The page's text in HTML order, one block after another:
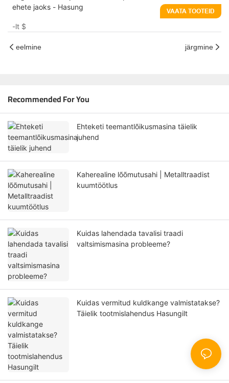
ehete jaoks - Hasung
-lt $
VAATA TOOTEID
eelmine järgmine
Recommended For You
Ehteketi teemantlõikusmasina täielik
juhend
Kaherealine lõõmutusahi | Metalltraadist
kuumtöötlus
Kuidas lahendada tavalisi traadi
valtsimismasina probleeme?
Kuidas vermitud kuldkange valmistatakse?
Täielik tootmislahendus Hasungilt